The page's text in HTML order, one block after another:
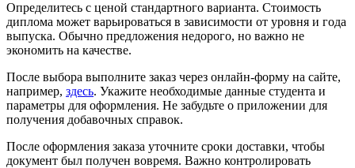
Определитесь с ценой стандартного варианта. Стоимость
диплома может варьироваться в зависимости от уровня и года
выпуска. Обычно предложения недорого, но важно не
экономить на качестве.
После выбора выполните заказ через онлайн-форму на сайте,
например, здесь. Укажите необходимые данные студента и
параметры для оформления. Не забудьте о приложении для
получения добавочных справок.
После оформления заказа уточните сроки доставки, чтобы
документ был получен вовремя. Важно контролировать